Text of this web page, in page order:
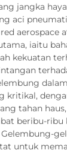
jangka
aci
aerospace
iaitu
kekuatan
kritikal,
tahan
beribu-
untuk